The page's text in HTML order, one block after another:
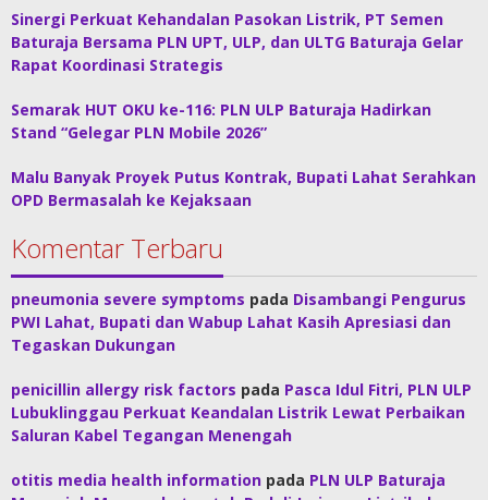
Sinergi Perkuat Kehandalan Pasokan Listrik, PT Semen
Baturaja Bersama PLN UPT, ULP, dan ULTG Baturaja Gelar
Rapat Koordinasi Strategis
Semarak HUT OKU ke-116: PLN ULP Baturaja Hadirkan
Stand “Gelegar PLN Mobile 2026”
Malu Banyak Proyek Putus Kontrak, Bupati Lahat Serahkan
OPD Bermasalah ke Kejaksaan
Komentar Terbaru
pneumonia severe symptoms pada Disambangi Pengurus
PWI Lahat, Bupati dan Wabup Lahat Kasih Apresiasi dan
Tegaskan Dukungan
penicillin allergy risk factors pada Pasca Idul Fitri, PLN ULP
Lubuklinggau Perkuat Keandalan Listrik Lewat Perbaikan
Saluran Kabel Tegangan Menengah
otitis media health information pada PLN ULP Baturaja